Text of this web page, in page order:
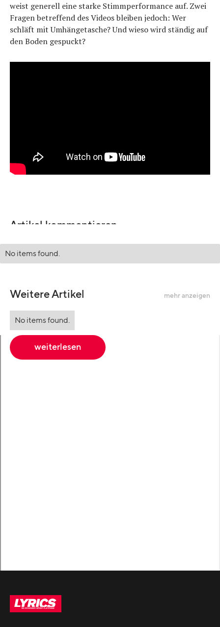
weist generell eine starke Stimmperformance auf. Zwei
Fragen betreffend des Videos bleiben jedoch: Wer
schläft mit Umhängetasche? Und wieso wird ständig auf
den Boden gespuckt?
Artikel kommentieren
No items found.
Weitere Artikel mehr anzeigen
No items found.
weiterlesen